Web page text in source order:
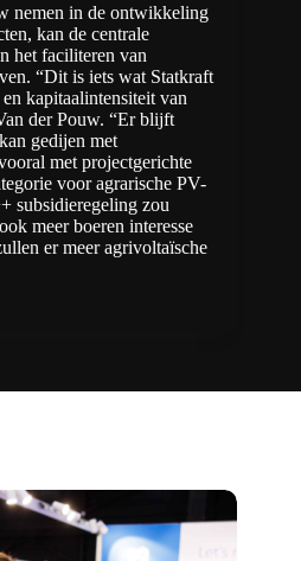
nemen in de ontwikkeling
kan de centrale
het faciliteren van
“Dit is iets wat Statkraft
kapitaalintensiteit van
der Pouw. “Er blijft
gedijen met
met projectgerichte
voor agrarische PV-
subsidieregeling zou
meer boeren interesse
er meer agrivoltaïsche